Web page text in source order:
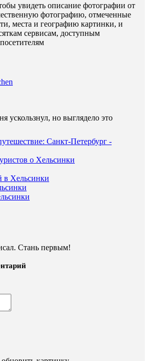
увидеть описание фотографии от
фотографию, отмеченные
места и географию картинки, и
сервисам, доступным
ускользнул, но выглядело это
Санкт-Петербург -
о Хельсинки
в Хельсинки
Стань первым!